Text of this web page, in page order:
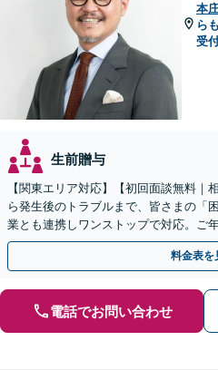
本
ら
受
生前贈与
【関東エリア対応】【初回面談無料｜
ら発生後のトラブルまで、皆さまの「
業とも連携しワンストップで対応。ご
近所への出張相談も実施【秘密厳守｜
料金表を
電話でお問い合わせ